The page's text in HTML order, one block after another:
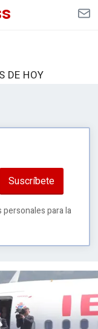
DE HOY
Suscríbete
para la